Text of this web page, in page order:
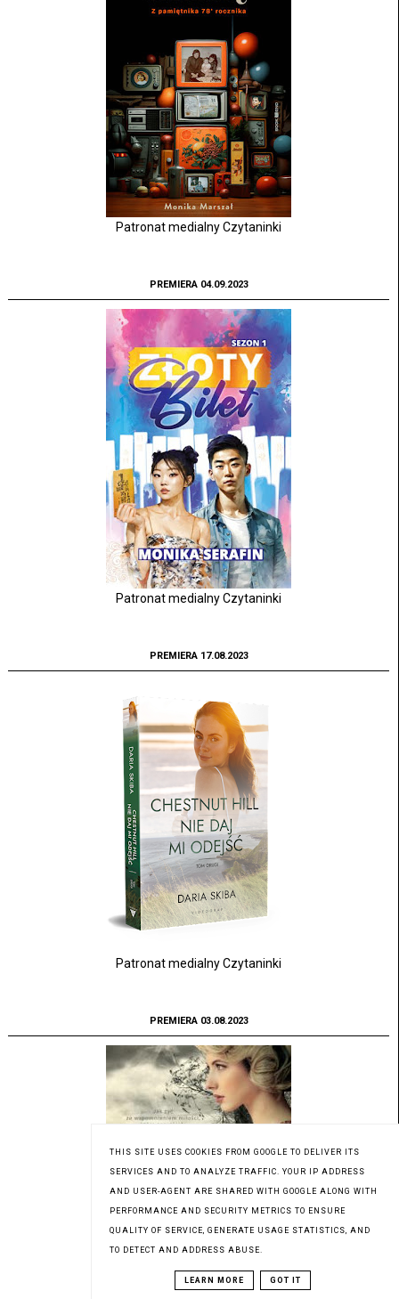
Patronat medialny Czytaninki
PREMIERA 04.09.2023
Patronat medialny Czytaninki
PREMIERA 17.08.2023
Patronat medialny Czytaninki
PREMIERA 03.08.2023
THIS SITE USES COOKIES FROM GOOGLE TO DELIVER ITS
SERVICES AND TO ANALYZE TRAFFIC. YOUR IP ADDRESS
AND USER-AGENT ARE SHARED WITH GOOGLE ALONG WITH
PERFORMANCE AND SECURITY METRICS TO ENSURE
QUALITY OF SERVICE, GENERATE USAGE STATISTICS, AND
TO DETECT AND ADDRESS ABUSE.
LEARN MORE GOT IT